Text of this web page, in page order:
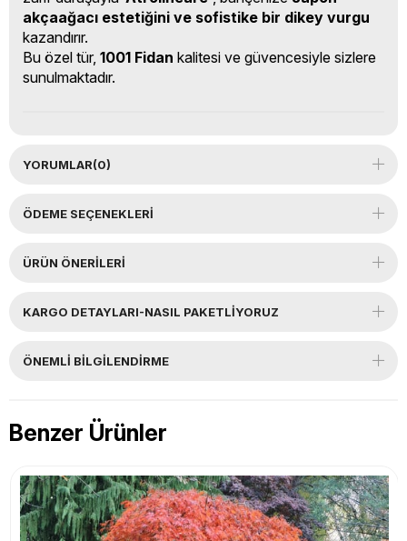
akçaağacı estetiğini ve sofistike bir dikey vurgu
kazandırır.
Bu özel tür, 1001 Fidan kalitesi ve güvencesiyle sizlere
sunulmaktadır.
YORUMLAR(0)
ÖDEME SEÇENEKLERI
ÜRÜN ÖNERILERI
KARGO DETAYLARI-NASIL PAKETLİYORUZ
ÖNEMLI BILGILENDIRME
Benzer Ürünler